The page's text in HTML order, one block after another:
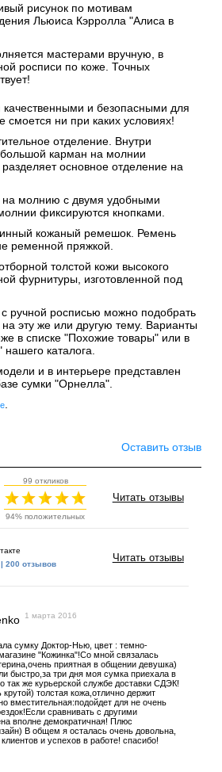
рисунок по мотивам
Льюиса Кэрролла "Алиса в
мастерами вручную, в
росписи по коже. Точных
качественными и безопасными для
смоется ни при каких условиях!
отделение. Внутри
большой карман на молнии
основное отделение на
на молнию с двумя удобными
фиксируются кнопками.
кожаный ремешок. Ремень
ременной пряжкой.
толстой кожи высокого
фурнитуры, изготовленной под
с ручной росписью можно подобрать
эту же или другую тему. Варианты
в списке "Похожие товары" или в
каталога.
и в интерьере представлен
сумки "Орнелла".
.
Оставить отзыв
99 откликов
94% положительных
Читать отзывы
200 отзывов
Читать отзывы
1 марта 2016
сумку Доктор-Нью, цвет : темно-
"Кожинка"!Со мной связалась
приятная в общении девушка)
быстро,за три дня моя сумка приехала в
так же курьерской службе доставки СДЭК!
толстая кожа,отлично держит
вместительная:подойдет для не очень
сравнивать с другими
вполне демократичная! Плюс
В общем я осталась очень довольна,
и успехов в работе! спасибо!